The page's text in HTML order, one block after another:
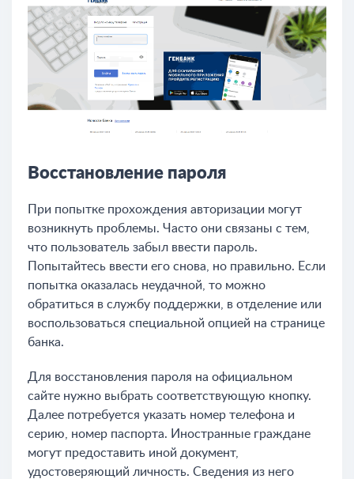
Восстановление пароля
При попытке прохождения авторизации могут
возникнуть проблемы. Часто они связаны с тем,
что пользователь забыл ввести пароль.
Попытайтесь ввести его снова, но правильно. Если
попытка оказалась неудачной, то можно
обратиться в службу поддержки, в отделение или
воспользоваться специальной опцией на странице
банка.
Для восстановления пароля на официальном
сайте нужно выбрать соответствующую кнопку.
Далее потребуется указать номер телефона и
серию, номер паспорта. Иностранные граждане
могут предоставить иной документ,
удостоверяющий личность. Сведения из него